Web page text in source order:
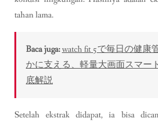
tahan lama.
Baca juga:watch fit 5で毎日の健康
かに支える、軽量大画面スマー
底解説
Setelah ekstrak didapat, ia bisa